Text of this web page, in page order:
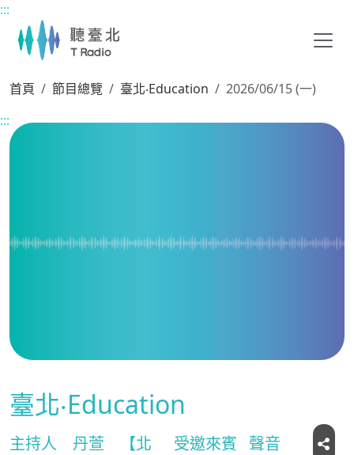
主要內容區塊
:::
首頁 節目總覽 臺北‧Education
2026/06/15 (一)
:::
臺北‧Education
主持人 丹萱
【北
受邀來賓
聲音